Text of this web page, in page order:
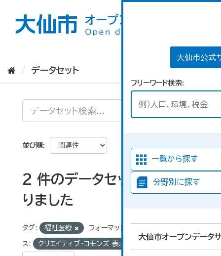
大仙市公式
フリーワード検索
一覧から探す
分野別に探す
大仙市オープンデータ
データセット
並び順
2 件のデータセットが見つか
りました
タグ: 福祉医療 フォーマット:
ス: クリエイティブ・コモンズ 表示